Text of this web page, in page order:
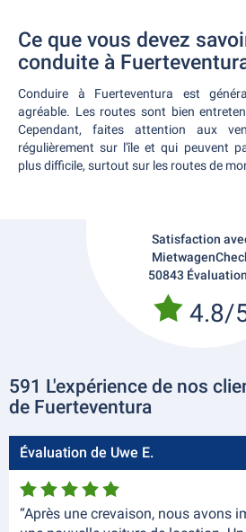
Ce que vous devez
conduite à
Conduire à Fuerteventura est
agréable. Les routes sont bien
Cependant, faites attention aux
régulièrement sur l'île et qui peuvent
plus difficile, surtout sur les routes de
Satisfaction
50843
4.8/
591 L'expérience de nos
de Fuerteventura
Évaluation de Uwe E.
“Après une crevaison, nous avons